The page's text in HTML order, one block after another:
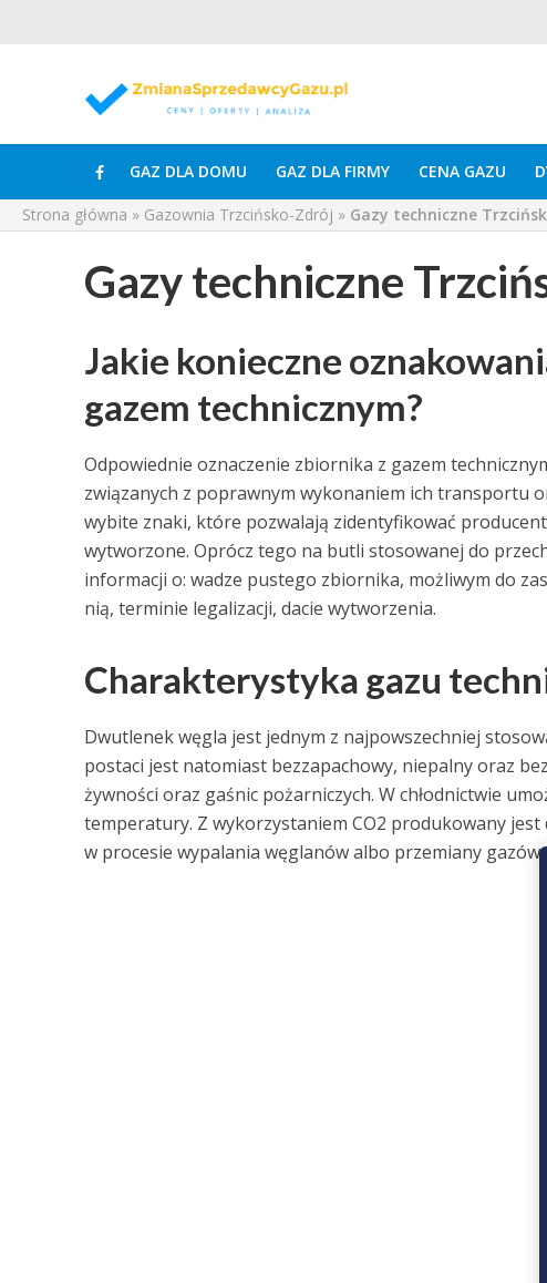
GAZ DLA DOMU GAZ DLA FIRMY CENA GAZU
Strona główna » Gazownia Trzcińsko-Zdrój » Gazy techniczne
Gazy techniczne
Jakie konieczne
gazem technicznym?
Odpowiednie oznaczenie zbiornika z gazem
związanych z poprawnym wykonaniem ich transportu
wybite znaki, które pozwalają zidentyfikować
wytworzone. Oprócz tego na butli stosowanej do
informacji o: wadze pustego zbiornika, możliwym do
nią, terminie legalizacji, dacie wytworzenia.
Charakterystyka gazu
Dwutlenek węgla jest jednym z najpowszechniej
postaci jest natomiast bezzapachowy, niepalny oraz
żywności oraz gaśnic pożarniczych. W chłodnictwie
temperatury. Z wykorzystaniem CO2 produkowany
w procesie wypalania węglanów albo przemiany gazów..